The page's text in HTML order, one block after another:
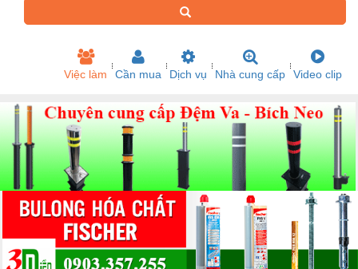
Việc làm Cần mua Dịch vụ Nhà cung cấp Video clip